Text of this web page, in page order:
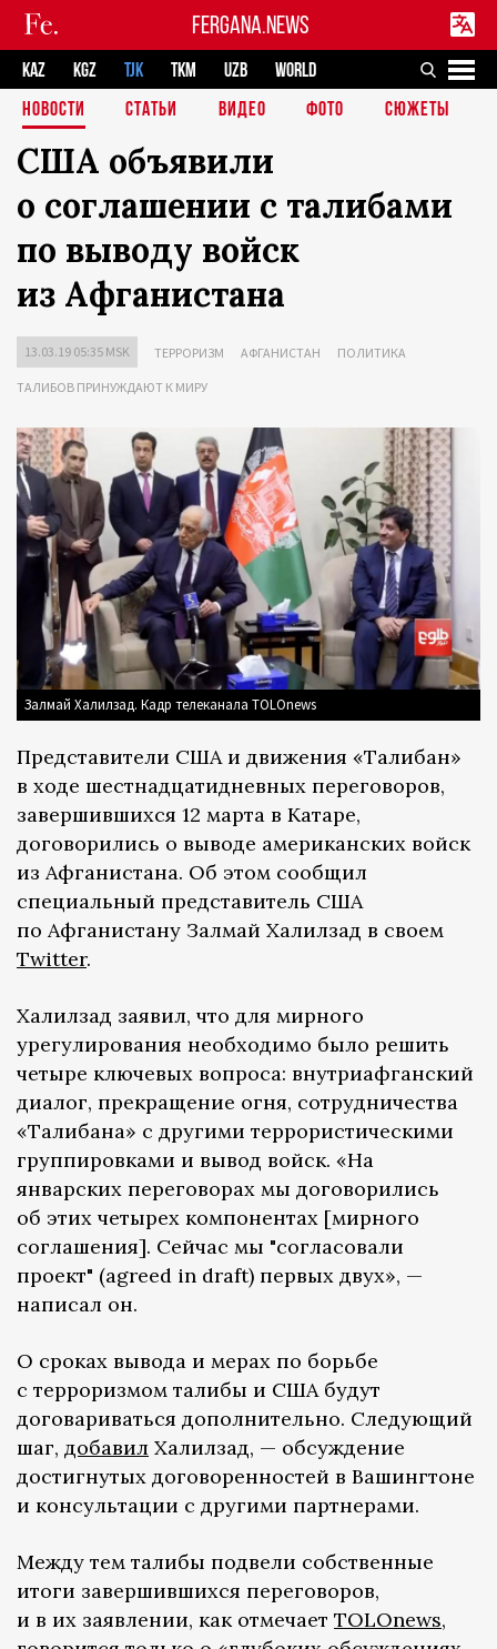
FERGANA.NEWS
KAZ KGZ TJK TKM UZB
WORLD
НОВОСТИ
СТАТЬИ ВИДЕО ФОТО СЮЖЕТЫ
США объявили
о соглашении с талибами
по выводу войск
из Афганистана
13.03.19 05:35 MSK ТЕРРОРИЗМ АФГАНИСТАН ПОЛИТИКА
ТАЛИБОВ ПРИНУЖДАЮТ К МИРУ
Залмай Халилзад. Кадр телеканала TOLOnews
Представители США и движения «Талибан»
в ходе шестнадцатидневных переговоров,
завершившихся 12 марта в Катаре,
договорились о выводе американских войск
из Афганистана. Об этом сообщил
специальный представитель США
по Афганистану Залмай Халилзад в своем
Twitter.
Халилзад заявил, что для мирного
урегулирования необходимо было решить
четыре ключевых вопроса: внутриафганский
диалог, прекращение огня, сотрудничества
«Талибана» с другими террористическими
группировками и вывод войск. «На
январских переговорах мы договорились
об этих четырех компонентах [мирного
соглашения]. Cейчас мы "согласовали
проект" (agreed in draft) первых двух», —
написал он.
О сроках вывода и мерах по борьбе
с терроризмом талибы и США будут
договариваться дополнительно. Следующий
шаг, добавил Халилзад, — обсуждение
достигнутых договоренностей в Вашингтоне
и консультации с другими партнерами.
Между тем талибы подвели собственные
итоги завершившихся переговоров,
и в их заявлении, как отмечает TOLOnews,